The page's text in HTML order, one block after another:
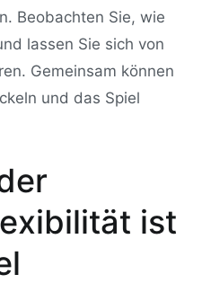
Beobachten Sie, wie
lassen Sie sich von
Gemeinsam können
und das Spiel
ist